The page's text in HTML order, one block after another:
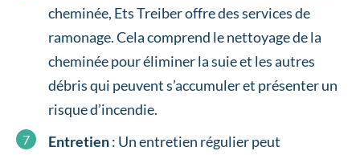
cheminée, Ets Treiber offre des services de
ramonage. Cela comprend le nettoyage de la
cheminée pour éliminer la suie et les autres
débris qui peuvent s’accumuler et présenter un
risque d’incendie.
Entretien: Un entretien régulier peut